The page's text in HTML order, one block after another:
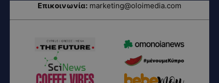
Επικοινωνία: marketing@oloimedia.com